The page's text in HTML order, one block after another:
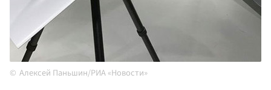
Алексей Паньшин/РИА «Новости»